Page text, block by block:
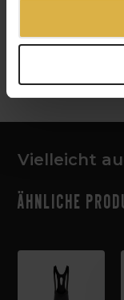
‹ ›
Vielleicht
Ähnliche